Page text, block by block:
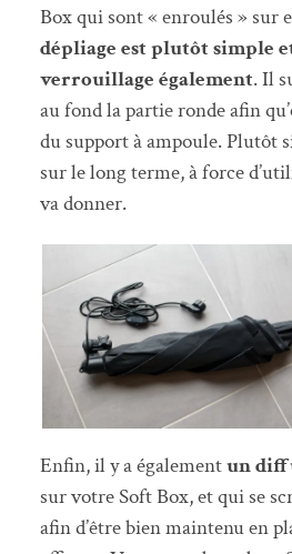
Box qui sont « enroulés » sur
dépliage est plutôt simple
verrouillage également. Il
au fond la partie ronde afin
du support à ampoule. Plutôt
sur le long terme, à force
va donner.
Enfin, il y a égalementun
sur votre Soft Box, et qui se
afin d’être bien maintenu en